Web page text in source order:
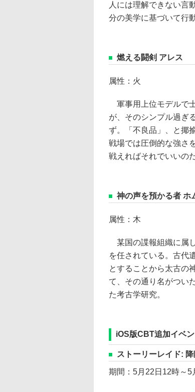
人には理解できない言
分の美学に基づいて行
燃える闘剣 アレス
属性：火
軍事用上位モデルで
が、そのシンプル過ぎ
ず。「不良品」、と揶
戦場では圧倒的な強さ
戦えればそれでいいのだ
神の声を預かる者 ホ
属性：木
某国の諜報組織に属
を任されている。古代
とすることから太古の
て、その通り名がつい
た考古学研究。
iOS版CBT追加イベン
ストーリーレイド:
期間：5月22日12時～5